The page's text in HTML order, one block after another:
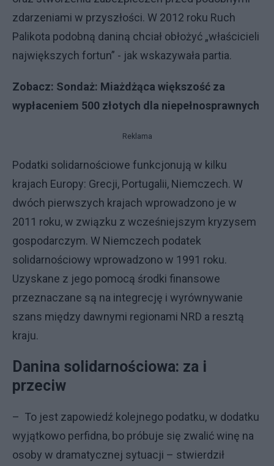
zdarzeniami w przyszłości. W 2012 roku Ruch
Palikota podobną daniną chciał obłożyć „właścicieli
największych fortun” - jak wskazywała partia.
Zobacz: Sondaż: Miażdżąca większość za
wypłaceniem 500 złotych dla niepełnosprawnych
Reklama
Podatki solidarnościowe funkcjonują w kilku
krajach Europy: Grecji, Portugalii, Niemczech. W
dwóch pierwszych krajach wprowadzono je w
2011 roku, w związku z wcześniejszym kryzysem
gospodarczym. W Niemczech podatek
solidarnościowy wprowadzono w 1991 roku.
Uzyskane z jego pomocą środki finansowe
przeznaczane są na integrecję i wyrównywanie
szans między dawnymi regionami NRD a resztą
kraju.
Danina solidarnościowa: za i
przeciw
– To jest zapowiedź kolejnego podatku, w dodatku
wyjątkowo perfidna, bo próbuje się zwalić winę na
osoby w dramatycznej sytuacji – stwierdził